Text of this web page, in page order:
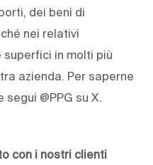
dei beni di
nei relativi
in molti più
azienda. Per saperne
@PPG su X.
con i nostri clienti